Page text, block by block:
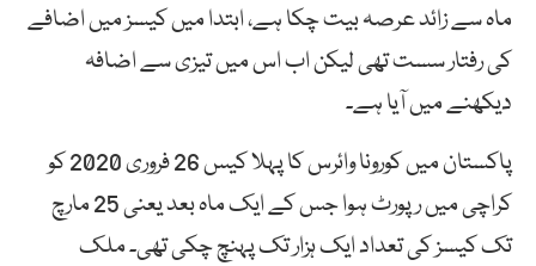
ماہ سے زائد عرصہ بیت چکا ہے، ابتدا میں کیسز میں اضافے
کی رفتار سست تھی لیکن اب اس میں تیزی سے اضافہ
دیکھنے میں آیا ہے۔
پاکستان میں کورونا وائرس کا پہلا کیس 26 فروری 2020 کو
کراچی میں رپورٹ ہوا جس کے ایک ماہ بعد یعنی 25 مارچ
تک کیسز کی تعداد ایک ہزار تک پہنچ چکی تھی۔ ملک